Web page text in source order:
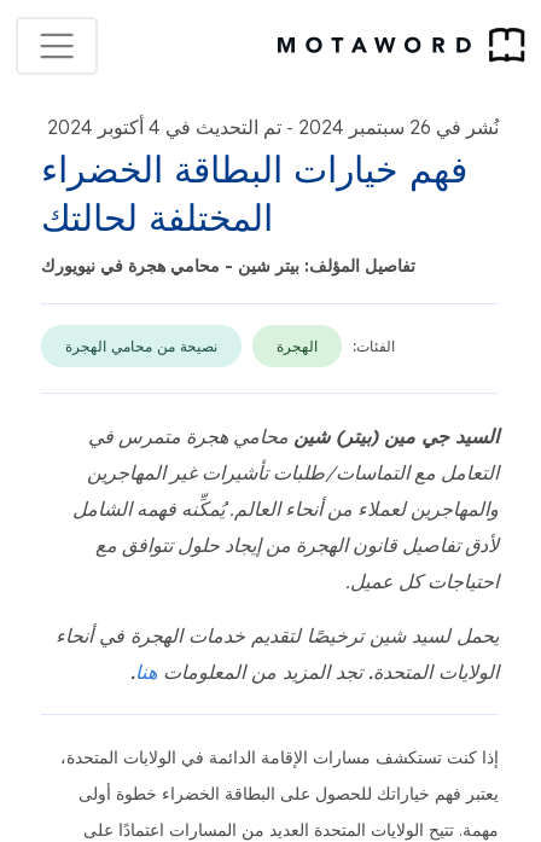
نُشر في 26 سبتمبر 2024 - تم التحديث في 4 أكتوبر 2024
فهم خيارات البطاقة الخضراء
المختلفة لحالتك
تفاصيل المؤلف: بيتر شين - محامي هجرة في نيويورك
الفئات: الهجرة نصيحة من محامي الهجرة
السيد جي مين (بيتر) شين محامي هجرة متمرس في
التعامل مع التماسات/طلبات تأشيرات غير المهاجرين
والمهاجرين لعملاء من أنحاء العالم. يُمكِّنه فهمه الشامل
لأدق تفاصيل قانون الهجرة من إيجاد حلول تتوافق مع
احتياجات كل عميل.
يحمل لسيد شين ترخيصًا لتقديم خدمات الهجرة في أنحاء
الولايات المتحدة. تجد المزيد من المعلومات هنا.
إذا كنت تستكشف مسارات الإقامة الدائمة في الولايات المتحدة،
يعتبر فهم خياراتك للحصول على البطاقة الخضراء خطوة أولى
مهمة. تتيح الولايات المتحدة العديد من المسارات اعتمادًا على